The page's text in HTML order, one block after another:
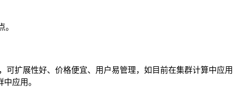
。
可扩展性好、价格便宜、用户易管理，如目前在集群计算中应用
应用。